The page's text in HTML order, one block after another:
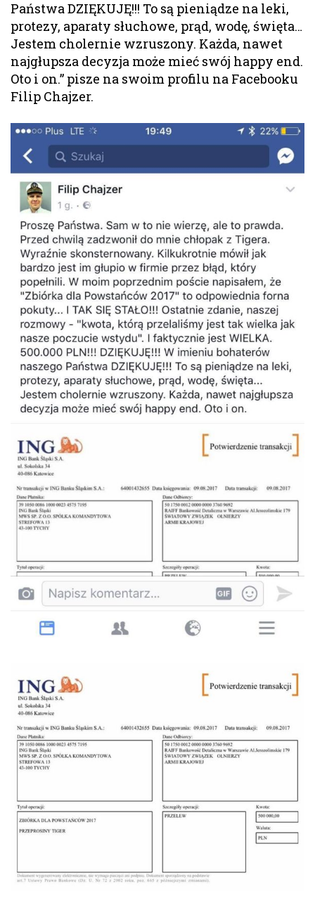
Państwa DZIĘKUJĘ!!! To są pieniądze na leki,
protezy, aparaty słuchowe, prąd, wodę, święta…
Jestem cholernie wzruszony. Każda, nawet
najgłupsza decyzja może mieć swój happy end.
Oto i on.” pisze na swoim profilu na Facebooku
Filip Chajzer.